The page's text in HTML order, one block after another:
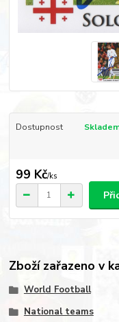
Dostupnost
99 Kč/ks
Zboží zařazeno v
World Football
National teams